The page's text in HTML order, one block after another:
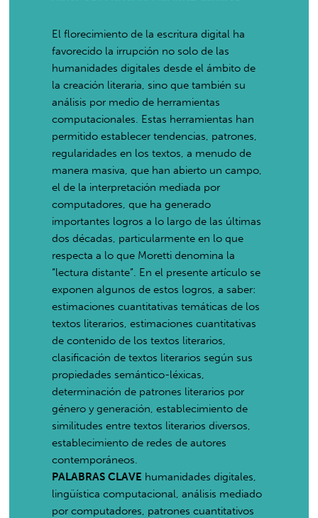
El florecimiento de la escritura digital ha
favorecido la irrupción no solo de las
humanidades digitales desde el ámbito de
la creación literaria, sino que también su
análisis por medio de herramientas
computacionales. Estas herramientas han
permitido establecer tendencias, patrones,
regularidades en los textos, a menudo de
manera masiva, que han abierto un campo,
el de la interpretación mediada por
computadores, que ha generado
importantes logros a lo largo de las últimas
dos décadas, particularmente en lo que
respecta a lo que Moretti denomina la
“lectura distante”. En el presente artículo se
exponen algunos de estos logros, a saber:
estimaciones cuantitativas temáticas de los
textos literarios, estimaciones cuantitativas
de contenido de los textos literarios,
clasificación de textos literarios según sus
propiedades semántico-léxicas,
determinación de patrones literarios por
género y generación, establecimiento de
similitudes entre textos literarios diversos,
establecimiento de redes de autores
contemporáneos.
PALABRAS CLAVE humanidades digitales,
lingüística computacional, análisis mediado
por computadores, patrones cuantitativos